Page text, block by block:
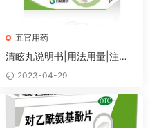
五官用药
清眩丸说明书|用法用量|注意
事项2023-04-29